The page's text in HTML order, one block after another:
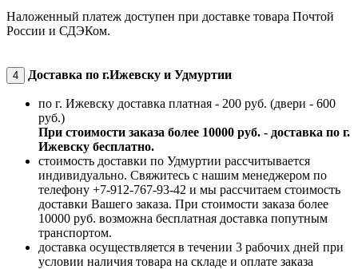
Наложенный платеж доступен при доставке товара Почтой
России и СДЭКом.
4 Доставка по г.Ижевску и Удмуртии
по г. Ижевску доставка платная - 200 руб. (двери - 600
руб.)
При стоимости заказа более 10000 руб. - доставка по г.
Ижевску бесплатно.
стоимость доставки по Удмуртии рассчитывается
индивидуально. Свяжитесь с нашим менеджером по
телефону +7-912-767-93-42 и мы рассчитаем стоимость
доставки Вашего заказа. При стоимости заказа более
10000 руб. возможна бесплатная доставка попутным
транспортом.
доставка осуществляется в течении 3 рабочих дней при
условии наличия товара на складе и оплате заказа